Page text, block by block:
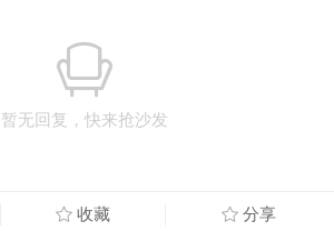
暂无回复，快来抢沙发
收藏 分享